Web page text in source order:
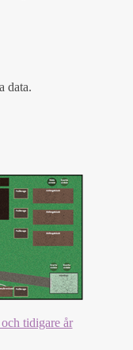
data.
tidigare år